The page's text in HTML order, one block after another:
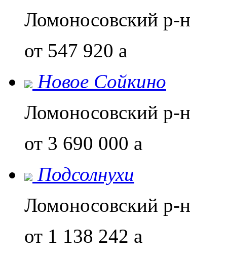
Ломоносовский р-н
от 547 920 a
Новое Сойкино
Ломоносовский р-н
от 3 690 000 a
Подсолнухи
Ломоносовский р-н
от 1 138 242 a